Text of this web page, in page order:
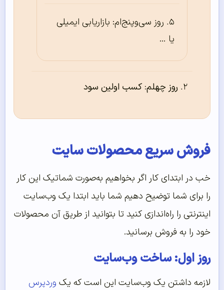
روز سی‌و‌پنج‌ام: بازاریابی ایمیلی
یا …
روز چهلم: کسب اولین سود
فروش سریع محصولات سایت
خب در ابتدای کار اگر بخواهیم به‌صورت شماتیک این کار
را برای شما توضیح دهیم شما باید ابتدا یک وب‌سایت
اینترنتی را راه‌اندازی کنید تا بتوانید از طریق آن محصولات
خود را به فروش برسانید.
روز اول: ساخت وب‌سایت
لازمه داشتن یک وب‌سایت این است که یک وردپرس